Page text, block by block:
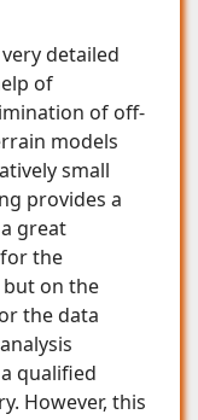
detailed
of
of off-
models
small
provides a
great
the
on the
the data
qualified
However, this